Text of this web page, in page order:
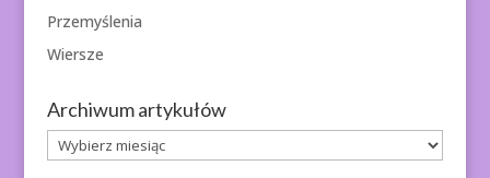
Przemyślenia
Wiersze
Archiwum artykułów
Archiwum
artykułów